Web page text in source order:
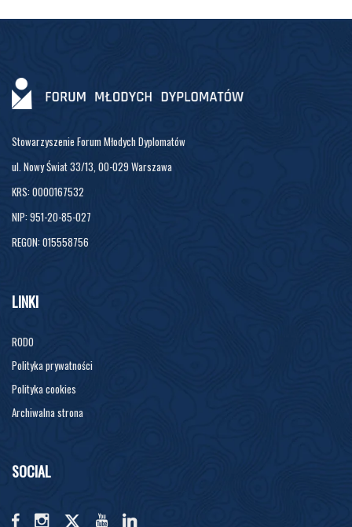
Stowarzyszenie Forum Młodych Dyplomatów
ul. Nowy Świat 33/13, 00-029 Warszawa
KRS: 0000167532
NIP: 951-20-85-027
REGON: 015558756
LINKI
RODO
Polityka prywatności
Polityka cookies
Archiwalna strona
SOCIAL